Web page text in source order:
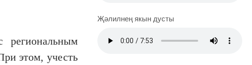
этом, учесть
Җәлилнең якын дусты